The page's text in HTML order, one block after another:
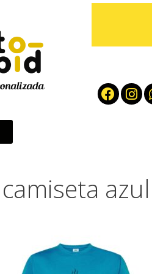
camiseta